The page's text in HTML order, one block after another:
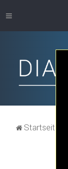
Startseite